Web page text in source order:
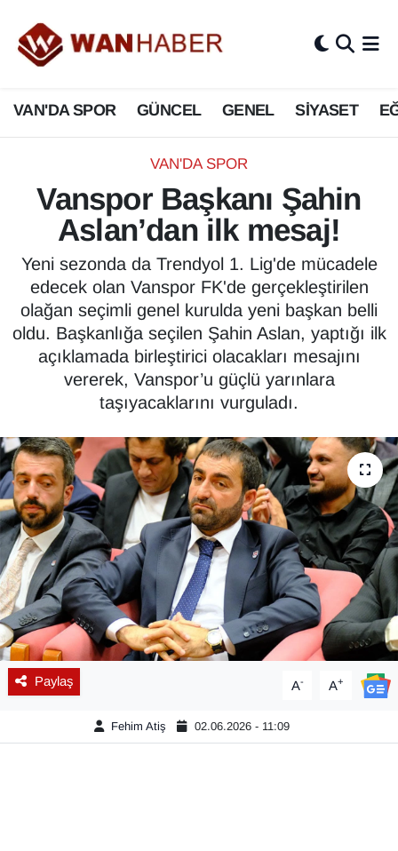
VAN'DA SPOR GÜNCEL GENEL SİYASET
VAN'DA SPOR
Vanspor Başkanı Şahin
Aslan’dan ilk mesaj!
Yeni sezonda da Trendyol 1. Lig'de mücadele
edecek olan Vanspor FK'de gerçekleştirilen
olağan seçimli genel kurulda yeni başkan belli
oldu. Başkanlığa seçilen Şahin Aslan, yaptığı ilk
açıklamada birleştirici olacakları mesajını
vererek, Vanspor’u güçlü yarınlara
taşıyacaklarını vurguladı.
Paylaş A- A+
Fehim Atiş 02.06.2026 - 11:09
3.SAYFA
ASAYİŞ
BİLİM VE TEKNOLOJİ
Biyografi
ÇEVRE
Deprem
Dernekler, Odalar
DÜNYA
EĞİTİM
EKONOMİ
Eleman
Emlak
En çok konuşulanlar
GENEL
Van Nöbetçi Eczaneler
Van Hava Durumu
Van Namaz Vakitleri
Van Trafik Yoğunluk Haritası
Tüm Manşetler
Son Dakika Haberleri
Haber Arşivi